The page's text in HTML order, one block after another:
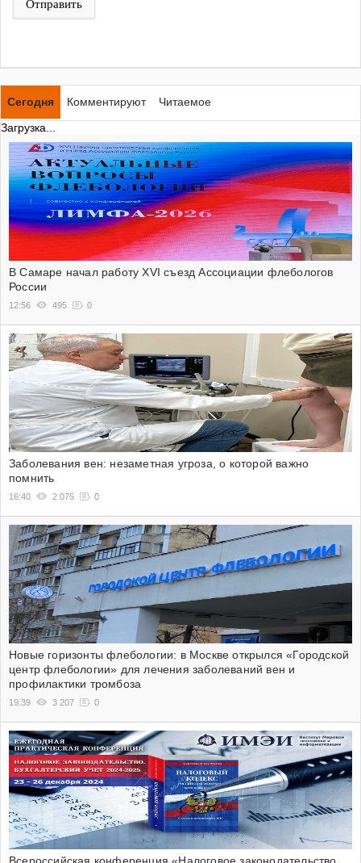
Отправить
Сегодня Комментируют
Читаемое
Загрузка...
В Самаре начал работу XVI съезд Ассоциации флебологов
России
12:56 495 0
Заболевания вен: незаметная угроза, о которой важно
помнить
16:40 2 075 0
Новые горизонты флебологии: в Москве открылся «Городской
центр флебологии» для лечения заболеваний вен и
профилактики тромбоза
19:39 3 207 0